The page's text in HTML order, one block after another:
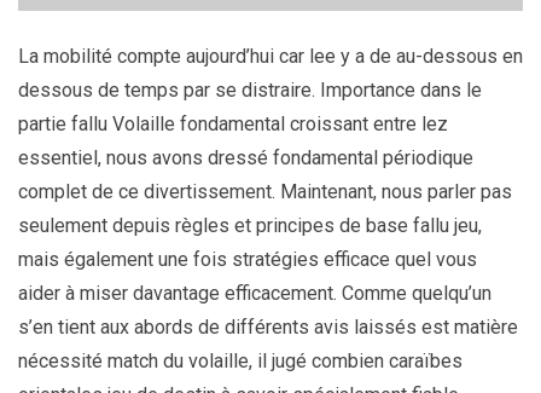
La mobilité compte aujourd’hui car lee y a de au-dessous en
dessous de temps par se distraire. Importance dans le
partie fallu Volaille fondamental croissant entre lez
essentiel, nous avons dressé fondamental périodique
complet de ce divertissement. Maintenant, nous parler pas
seulement depuis règles et principes de base fallu jeu,
mais également une fois stratégies efficace quel vous
aider à miser davantage efficacement. Comme quelqu’un
s’en tient aux abords de différents avis laissés est matière
nécessité match du volaille, il jugé combien caraïbes